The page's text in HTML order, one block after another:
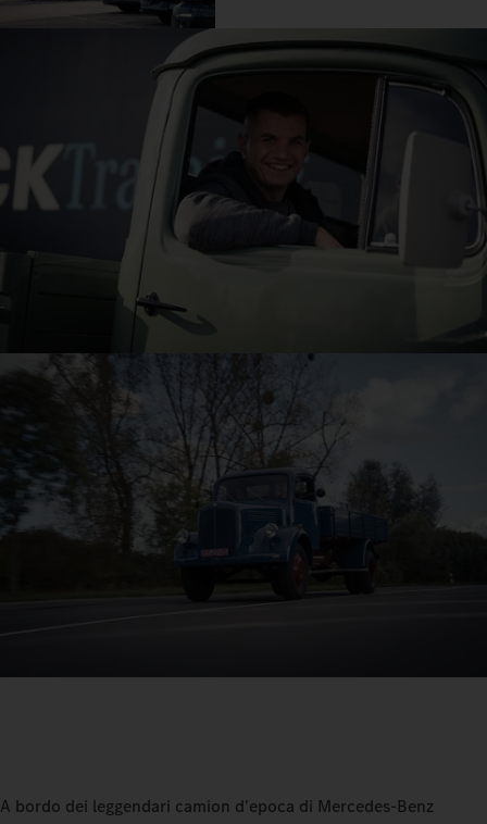
A bordo dei leggendari camion d'epoca di Mercedes-Benz